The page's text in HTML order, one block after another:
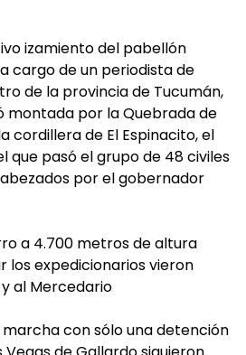
izamiento del pabellón
cargo de un periodista de
de la provincia de Tucumán,
montada por la Quebrada de
cordillera de El Espinacito, el
que pasó el grupo de 48 civiles
por el gobernador
a 4.700 metros de altura
los expedicionarios vieron
al Mercedario
con sólo una detención